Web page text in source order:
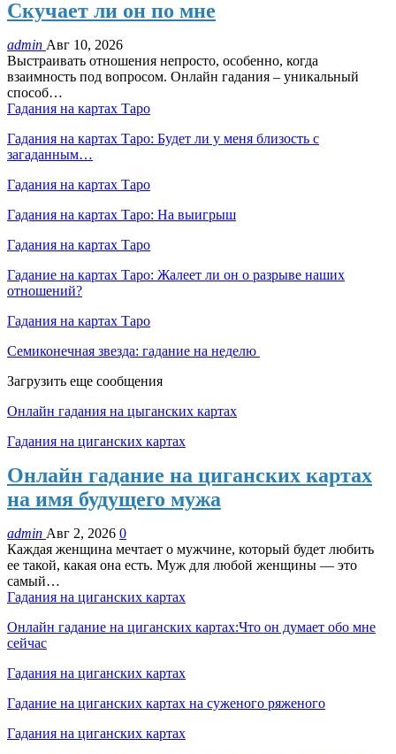
Скучает ли он по мне
admin Авг 10, 2026
Выстраивать отношения непросто, особенно, когда
взаимность под вопросом. Онлайн гадания – уникальный
способ…
Гадания на картах Таро
Гадания на картах Таро: Будет ли у меня близость с
загаданным…
Гадания на картах Таро
Гадания на картах Таро: На выигрыш
Гадания на картах Таро
Гадание на картах Таро: Жалеет ли он о разрыве наших
отношений?
Гадания на картах Таро
Семиконечная звезда: гадание на неделю
Загрузить еще сообщения
Онлайн гадания на цыганских картах
Гадания на циганских картах
Онлайн гадание на циганских картах
на имя будущего мужа
admin Авг 2, 2026 0
Каждая женщина мечтает о мужчине, который будет любить
ее такой, какая она есть. Муж для любой женщины — это
самый…
Гадания на циганских картах
Онлайн гадание на циганских картах:Что он думает обо мне
сейчас
Гадания на циганских картах
Гадание на циганских картах на суженого ряженого
Гадания на циганских картах